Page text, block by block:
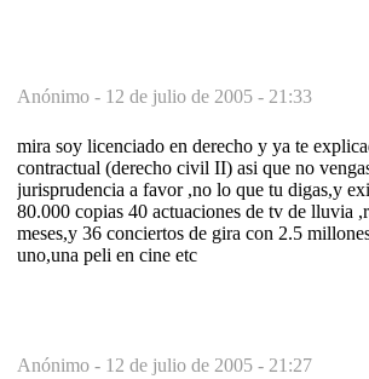
Anónimo - 12 de julio de 2005 - 21:33
mira soy licenciado en derecho y ya te
contractual (derecho civil II) asi que no
jurisprudencia a favor ,no lo que tu digas,y
80.000 copias 40 actuaciones de tv de lluvia
meses,y 36 conciertos de gira con 2.5
uno,una peli en cine etc
Anónimo - 12 de julio de 2005 - 21:27